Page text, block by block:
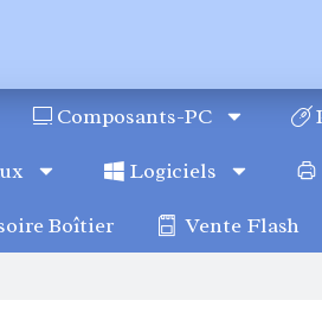
Composants-PC
Logiciels
Boîtier Vente Flash